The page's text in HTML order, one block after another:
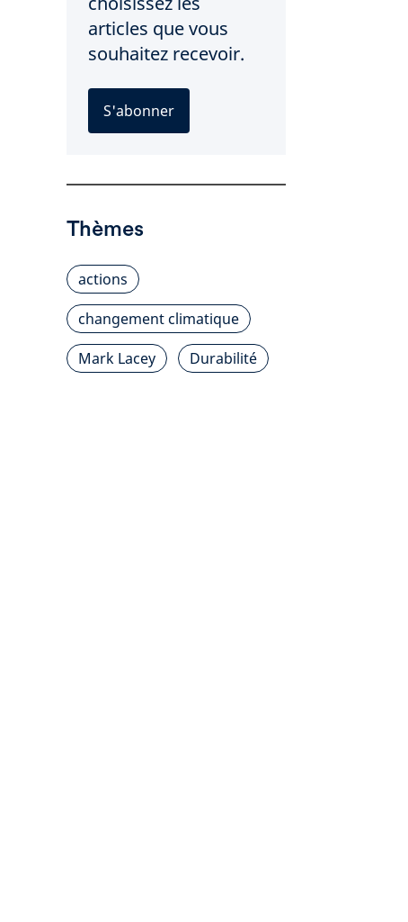
articles que vous
souhaitez recevoir.
S'abonner
Thèmes
actions
changement climatique
Mark Lacey
Durabilité